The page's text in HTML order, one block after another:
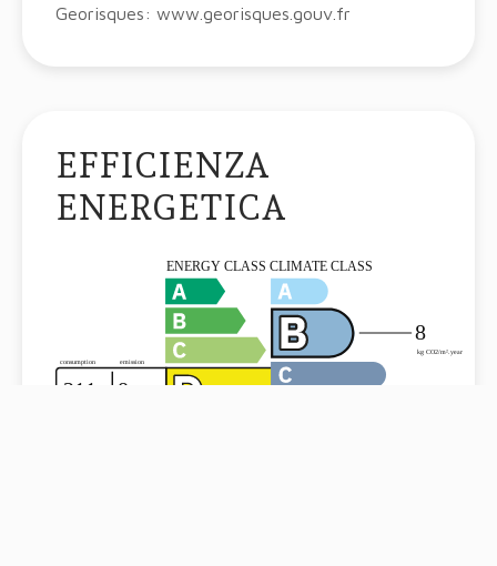
Georisques: www.georisques.gouv.fr
EFFICIENZA
ENERGETICA